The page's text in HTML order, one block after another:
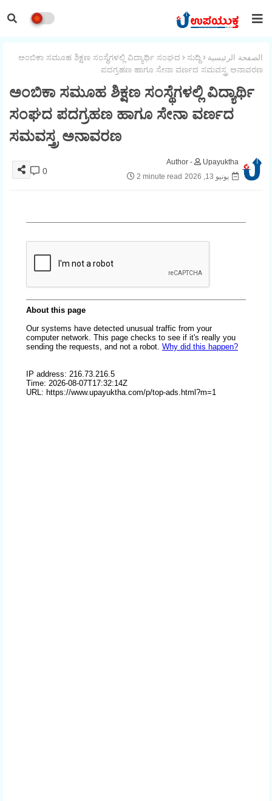
الصفحة الرئيسية ಸುದ್ದಿ
ಅಂಬಿಕಾ ಸಮೂಹ ಶಿಕ್ಷಣ ಸಂಸ್ಥೆಗಳಲ್ಲಿ ವಿದ್ಯಾರ್ಥಿ ಸಂಘದ
ಪದಗ್ರಹಣ ಹಾಗೂ ಸೇನಾ ವರ್ಣದ ಸಮವಸ್ತ್ರ ಅನಾವರಣ
ಅಂಬಿಕಾ ಸಮೂಹ ಶಿಕ್ಷಣ ಸಂಸ್ಥೆಗಳಲ್ಲಿ ವಿದ್ಯಾರ್ಥಿ
ಸಂಘದ ಪದಗ್ರಹಣ ಹಾಗೂ ಸೇನಾ ವರ್ಣದ
ಸಮವಸ್ತ್ರ ಅನಾವರಣ
Upayuktha
يونيو 13, 2026
2 minute read
0